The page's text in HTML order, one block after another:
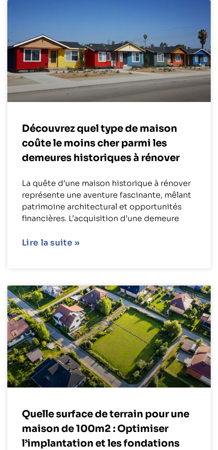
Découvrez quel type de maison
coûte le moins cher parmi les
demeures historiques à rénover
La quête d’une maison historique à rénover
représente une aventure fascinante, mêlant
patrimoine architectural et opportunités
financières. L’acquisition d’une demeure
Lire la suite »
Quelle surface de terrain pour une
maison de 100m2 : Optimiser
l’implantation et les fondations